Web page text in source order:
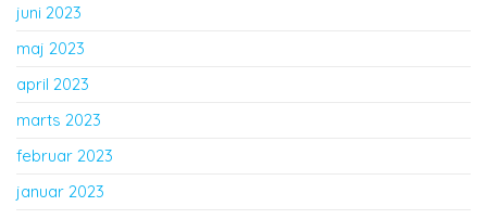
juni 2023
maj 2023
april 2023
marts 2023
februar 2023
januar 2023